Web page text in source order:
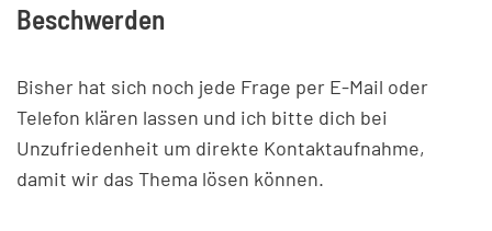
Beschwerden
Bisher hat sich noch jede Frage per E-Mail oder
Telefon klären lassen und ich bitte dich bei
Unzufriedenheit um direkte Kontaktaufnahme,
damit wir das Thema lösen können.